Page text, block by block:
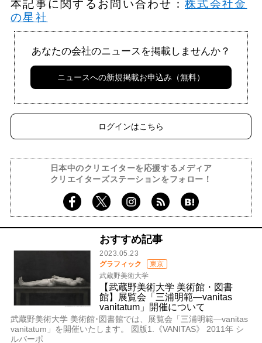
本記事に関するお問い合わせ：株式会社金
の星社
あなたの会社のニュースを掲載しませんか？
ニュースへの新規掲載お申込み（無料）
ログインはこちら
日本中のクリエイターを応援するメディア
クリエイターズステーションをフォロー！
おすすめ記事
2023.05.23
グラフィック
東京
武蔵野美術大学
【武蔵野美術大学 美術館・図書
館】展覧会「三浦明範—vanitas
vanitatum」開催について
武蔵野美術大学 美術館･図書館では、展覧会「三浦明範—vanitas
vanitatum」を開催いたします。 図版1.《VANITAS》 2011年 シ
ルバーポ